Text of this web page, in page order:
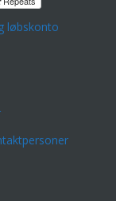
løbskonto